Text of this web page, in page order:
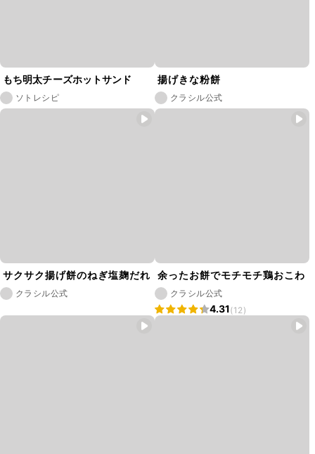
もち明太チーズホットサンド
ソトレシピ
揚げきな粉餅
クラシル公式
サクサク揚げ餅のねぎ塩麹だれ
クラシル公式
余ったお餅でモチモチ鶏おこわ
クラシル公式
4.31(12)